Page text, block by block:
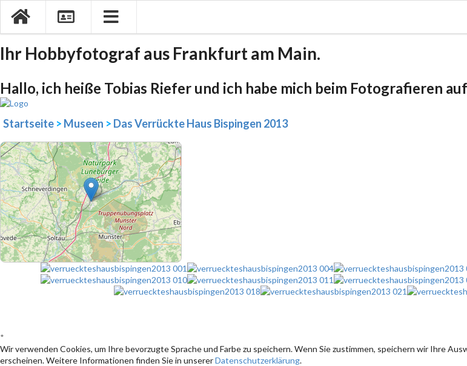
Ihr Hobbyfotograf aus Frankfurt am Main.
Hallo, ich heiße Tobias Riefer und ich habe mich beim Fotografieren
Startseite > Museen > Das Verrückte Haus Bispingen 2013
*
Wir verwenden Cookies, um Ihre bevorzugte Sprache und Farbe zu speichern. Wenn Sie zustimmen, speichern wir Ihre
erscheinen. Weitere Informationen finden Sie in unsererDatenschutzerklärung.